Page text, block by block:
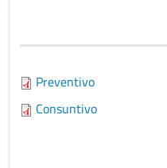
Preventivo
Consuntivo